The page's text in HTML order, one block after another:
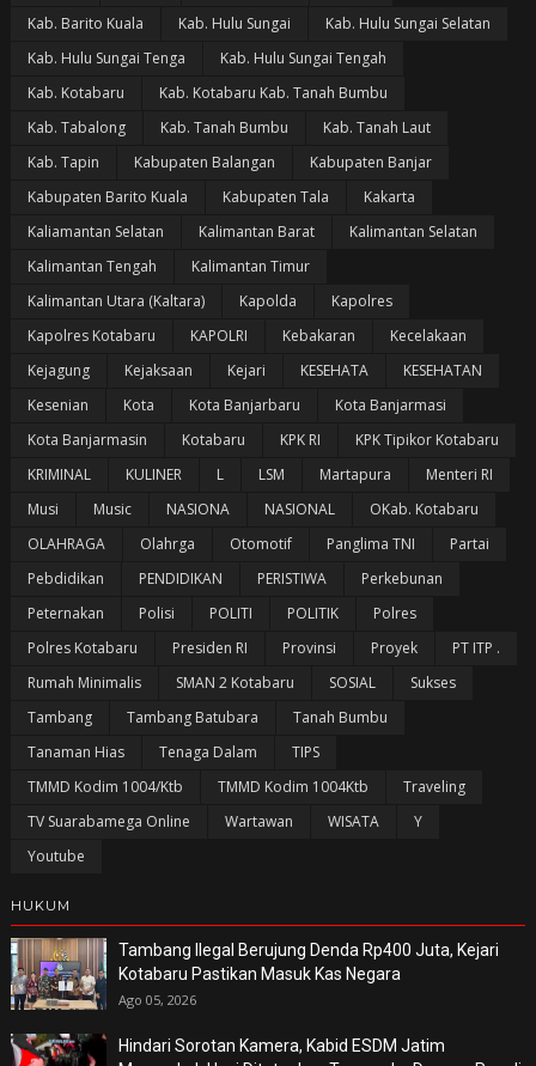
Kab. Barito Kuala
Kab. Hulu Sungai
Kab. Hulu Sungai Selatan
Kab. Hulu Sungai Tenga
Kab. Hulu Sungai Tengah
Kab. Kotabaru
Kab. Kotabaru Kab. Tanah Bumbu
Kab. Tabalong
Kab. Tanah Bumbu
Kab. Tanah Laut
Kab. Tapin
Kabupaten Balangan
Kabupaten Banjar
Kabupaten Barito Kuala
Kabupaten Tala
Kakarta
Kaliamantan Selatan
Kalimantan Barat
Kalimantan Selatan
Kalimantan Tengah
Kalimantan Timur
Kalimantan Utara (Kaltara)
Kapolda
Kapolres
Kapolres Kotabaru
KAPOLRI Kebakaran
Kecelakaan
Kejagung
Kejaksaan Kejari KESEHATA
KESEHATAN
Kesenian
Kota Kota Banjarbaru
Kota Banjarmasi
Kota Banjarmasin
Kotabaru KPK RI
KPK Tipikor Kotabaru
KRIMINAL
KULINER L LSM Martapura
Menteri RI
Musi
Music NASIONA NASIONAL
OKab. Kotabaru
OLAHRAGA
Olahrga Otomotif Panglima TNI
Partai
Pebdidikan
PENDIDIKAN PERISTIWA
Perkebunan
Peternakan
Polisi POLITI POLITIK
Polres
Polres Kotabaru
Presiden RI Provinsi Proyek
PT ITP .
Rumah Minimalis
SMAN 2 Kotabaru SOSIAL
Sukses
Tambang
Tambang Batubara
Tanah Bumbu
Tanaman Hias
Tenaga Dalam
TIPS
TMMD Kodim 1004/Ktb
TMMD Kodim 1004Ktb
Traveling
TV Suarabamega Online
Wartawan WISATA
Y
Youtube
HUKUM
Tambang Ilegal Berujung Denda Rp400 Juta, Kejari
Kotabaru Pastikan Masuk Kas Negara
Ago 05, 2026
Hindari Sorotan Kamera, Kabid ESDM Jatim